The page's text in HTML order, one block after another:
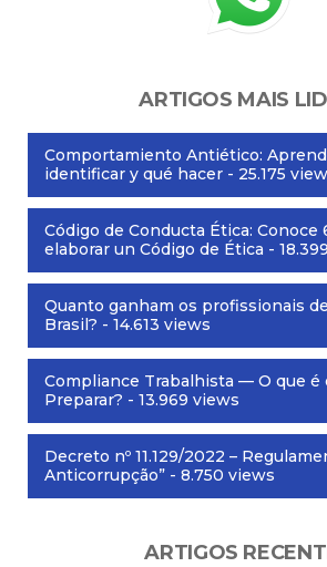
ARTIGOS MAIS
Comportamiento Antiético:
identificar y qué hacer - 25.175
Código de Conducta Ética: Conoce
elaborar un Código de Ética -
Quanto ganham os profissionais
Brasil? - 14.613 views
Compliance Trabalhista — O que é
Preparar? - 13.969 views
Decreto nº 11.129/2022 –
Anticorrupção” - 8.750 views
ARTIGOS